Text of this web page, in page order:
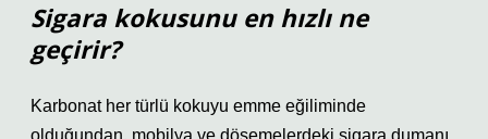
Sigara kokusunu en hızlı ne
geçirir?
Karbonat her türlü kokuyu emme eğiliminde
olduğundan, mobilya ve döşemelerdeki sigara dumanı